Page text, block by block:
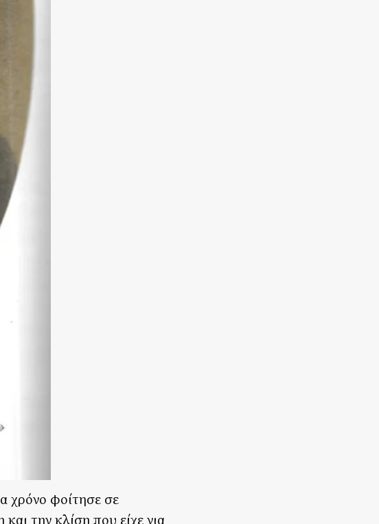
χρόνο φοίτησε σε